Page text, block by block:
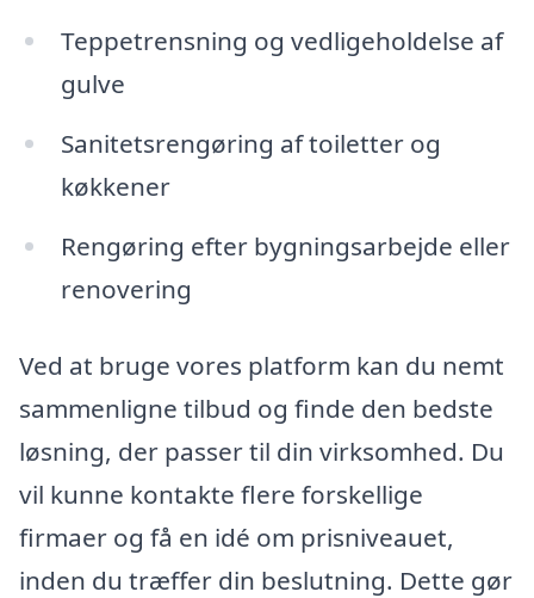
Teppetrensning og vedligeholdelse af
gulve
Sanitetsrengøring af toiletter og
køkkener
Rengøring efter bygningsarbejde eller
renovering
Ved at bruge vores platform kan du nemt
sammenligne tilbud og finde den bedste
løsning, der passer til din virksomhed. Du
vil kunne kontakte flere forskellige
firmaer og få en idé om prisniveauet,
inden du træffer din beslutning. Dette gør